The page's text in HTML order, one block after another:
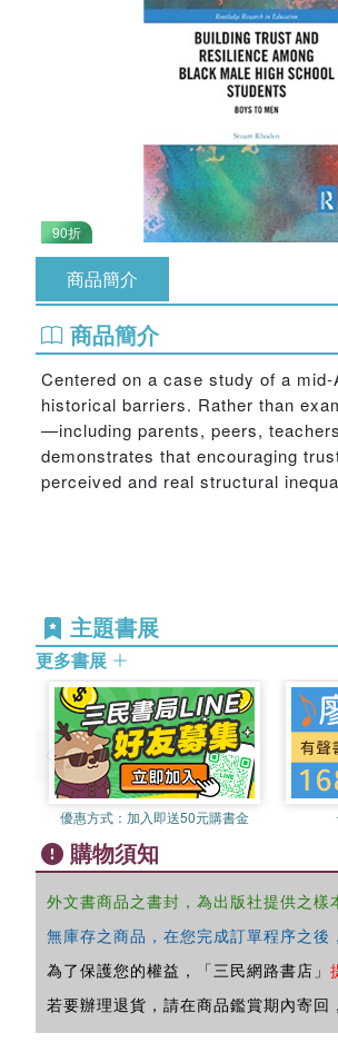
90折
商品簡介
商品簡介
Centered on a case study of a
historical barriers. Rather than
—including parents, peers,
demonstrates that encouraging
perceived and real structural
主題書展
更多書展
優惠方式： 加入即送50元購書金
購物須知
外文書商品之書封，為出版社提供之樣
無庫存之商品，在您完成訂單程序之
為了保護您的權益，「三民網路書店」
若要辦理退貨，請在商品鑑賞期內寄回